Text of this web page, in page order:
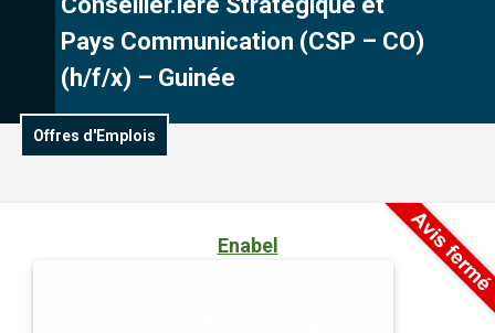
Pays Communication (CSP – CO)
(h/f/x) – Guinée
Offres d'Emplois
Enabel